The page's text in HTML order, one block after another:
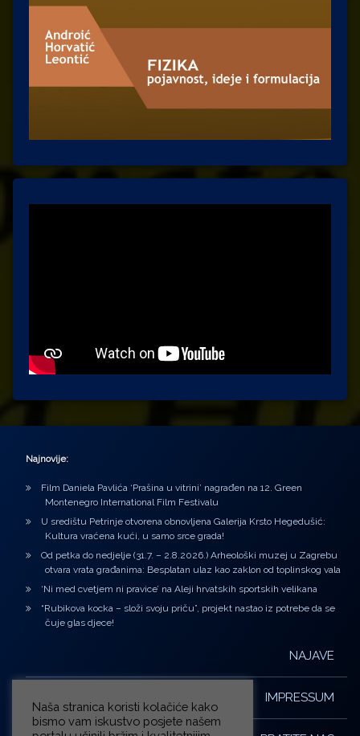
Najnovije:
Film Daniela Pavlića ‘Prašina u vitrini’ nagrađen na 12. Green
Montenegro International Film Festivalu
U središtu Petrinje otvorena obnovljena Galerija Krsto Hegedušić:
Kultura vraćena kući, u samo srce grada!
Od petka do nedjelje (31.7. – 2.8.2026.) Arheološki muzej u Zagrebu
otvara vrata građanima: Besplatan ulaz kao zaklon od toplinskog vala
‘Ni med cvetjem ni pravice’ na Aleji hrvatskih sportskih velikana
“Rubikova kocka – složi svoju priču”, projekt nastao iz potrebe da se
čuje glas djece!
NAJAVE
IMPRESSUM
Naša stranica koristi kolačiće kako
bismo vam iskustvo posjete našem